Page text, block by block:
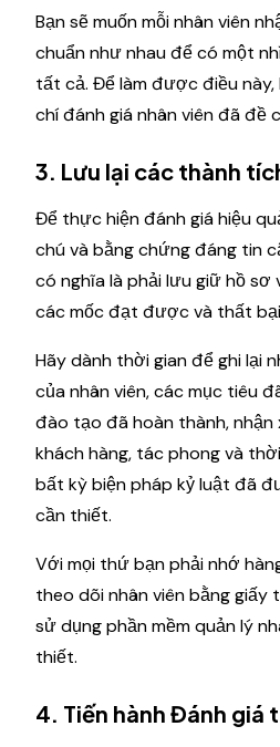
Bạn sẽ muốn mỗi nhân viên
chuẩn như nhau để có một
tất cả. Để làm được điều này,
chí đánh giá nhân viên đã đề
3. Lưu lại các thành
Để thực hiện đánh giá hiệu
chú và bằng chứng đáng tin
có nghĩa là phải lưu giữ hồ sơ
các mốc đạt được và thất
Hãy dành thời gian để ghi lại
của nhân viên, các mục tiêu
đào tạo đã hoàn thành,
khách hàng, tác phong và
bất kỳ biện pháp kỷ luật đã
cần thiết.
Với mọi thứ bạn phải nhớ
theo dõi nhân viên bằng giấy
sử dụng phần mềm quản lý
thiết.
4. Tiến hành Đánh giá